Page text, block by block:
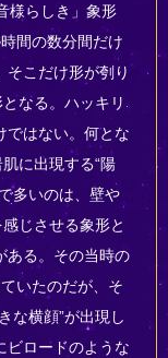
様らしき」象形
間の数分間だけ
こだけ形が刳り
なる。ハッキリ
ではない。何とな
に出現する“陽
多いのは、壁や
じさせる象形と
ある。その当時の
いたのだが、そ
な横顔”が出現し
ビロードのような